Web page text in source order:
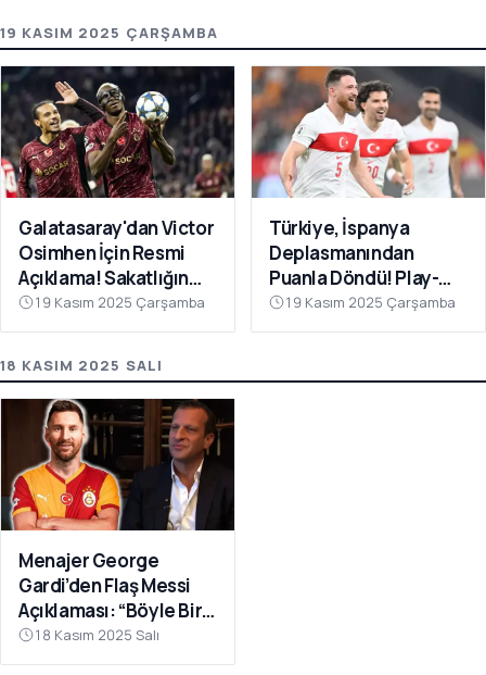
19 KASIM 2025 ÇARŞAMBA
Galatasaray'dan Victor
Osimhen İçin Resmi
Açıklama! Sakatlığın
Son Durumu Belli Oldu
19 Kasım 2025 Çarşamba
Türkiye, İspanya
Deplasmanından
Puanla Döndü! Play-
Off Öncesi Moral: 2-2
19 Kasım 2025 Çarşamba
18 KASIM 2025 SALI
Menajer George
Gardi’den Flaş Messi
Açıklaması: “Böyle Bir
Fırsat Olursa,
Galatasaray İçin
18 Kasım 2025 Salı